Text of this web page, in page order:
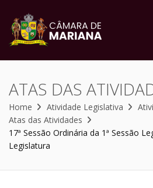
ATAS DAS
Home Atividade Legislativa
Atas das Atividades
17ª Sessão Ordinária da 1ª Sessão
Legislatura